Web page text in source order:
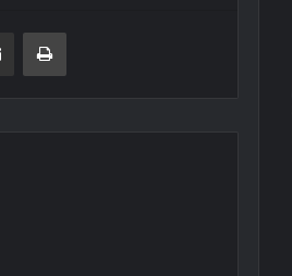
E-Posta ile paylaş Yazdır